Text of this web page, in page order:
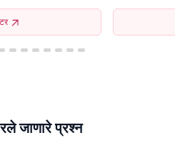
जाणारे प्रश्न